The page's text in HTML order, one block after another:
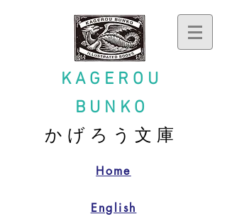
KAGEROU
BUNKO
かげろう文庫
Home
English